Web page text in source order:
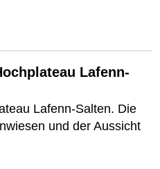
Lafenn-
Lafenn-Salten. Die
und der Aussicht